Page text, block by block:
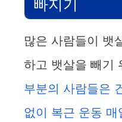
빠지기
많은 사람들이 뱃
하고 뱃살을 빼기
부분의 사람들은
없이 복근 운동 매